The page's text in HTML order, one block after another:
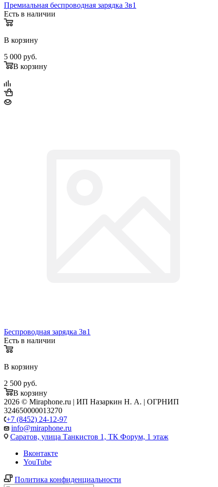
Премиальная беспроводная зарядка 3в1
Есть в наличии
В корзину
5 000 руб.
В корзину
Беспроводная зарядка 3в1
Есть в наличии
В корзину
2 500 руб.
В корзину
2026 © Miraphone.ru | ИП Назаркин Н. А. | ОГРНИП
324650000013270
+7 (8452) 24-12-97
info@miraphone.ru
Саратов, улица Танкистов 1, ТК Форум, 1 этаж
Вконтакте
YouTube
Политика конфиденциальности